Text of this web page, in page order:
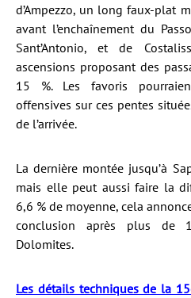
d’Ampezzo, un long faux-plat
avant l’enchaînement du
Sant’Antonio, et de
ascensions proposant des
15 %. Les favoris
offensives sur ces pentes
de l’arrivée.
La dernière montée jusqu’à
mais elle peut aussi faire la
6,6 % de moyenne, cela
conclusion après plus de
Dolomites.
Les détails techniques de la